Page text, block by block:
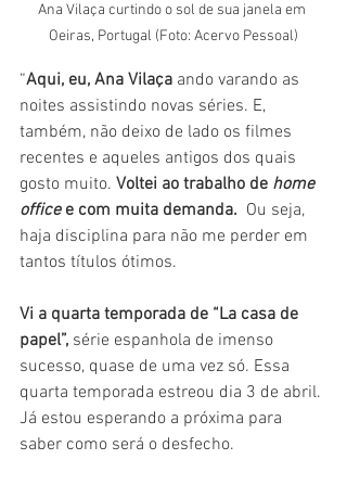
Ana Vilaça curtindo o sol de sua janela em
Oeiras, Portugal (Foto: Acervo Pessoal)
“Aqui, eu, Ana Vilaça ando varando as
noites assistindo novas séries. E,
também, não deixo de lado os filmes
recentes e aqueles antigos dos quais
gosto muito. Voltei ao trabalho de home
office e com muita demanda. Ou seja,
haja disciplina para não me perder em
tantos títulos ótimos.
Vi a quarta temporada de “La casa de
papel”, série espanhola de imenso
sucesso, quase de uma vez só. Essa
quarta temporada estreou dia 3 de abril.
Já estou esperando a próxima para
saber como será o desfecho.